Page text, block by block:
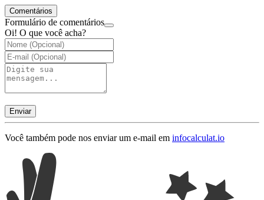
Comentários
Formulário de comentários
Oi! O que você acha?
Enviar
Você também pode nos enviar um e-mail em infocalculat.io